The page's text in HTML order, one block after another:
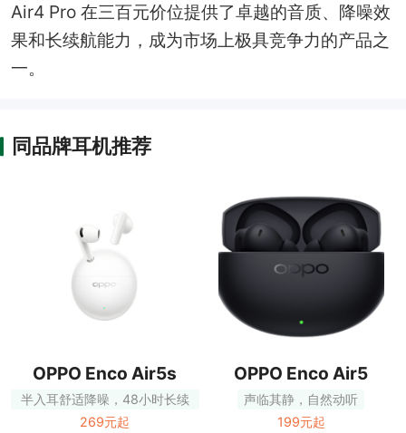
Air4 Pro 在三百元价位提供了卓越的音质、降噪效
果和长续航能力，成为市场上极具竞争力的产品之
一。
同品牌耳机推荐
OPPO Enco Air5s
半入耳舒适降噪，48小时长续
航
269元起
OPPO Enco Air5
声临其静，自然动听
199元起